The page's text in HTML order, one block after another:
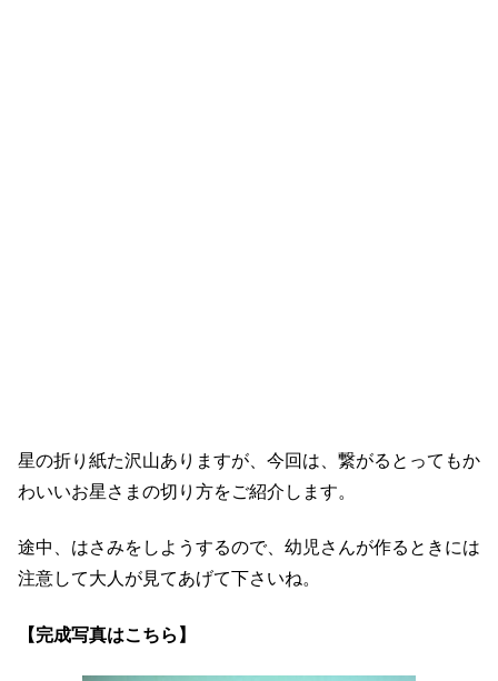
星の折り紙た沢山ありますが、今回は、繋がるとってもか
わいいお星さまの切り方をご紹介します。
途中、はさみをしようするので、幼児さんが作るときには
注意して大人が見てあげて下さいね。
【完成写真はこちら】